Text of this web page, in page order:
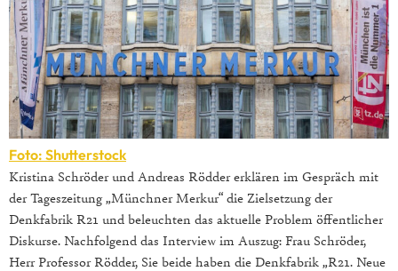
Foto: Shutterstock
Kristina Schröder und Andreas Rödder erklären im Gespräch mit
der Tageszeitung „Münchner Merkur“ die Zielsetzung der
Denkfabrik R21 und beleuchten das aktuelle Problem öffentlicher
Diskurse. Nachfolgend das Interview im Auszug: Frau Schröder,
Herr Professor Rödder, Sie beide haben die Denkfabrik „R21. Neue